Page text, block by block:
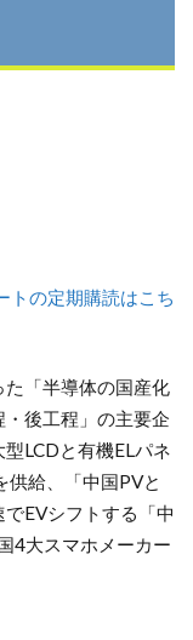
トの定期購読はこち
「半導体の国産化
後工程」の主要企
LCDと有機ELパネ
供給、「中国PVと
EVシフトする「中
4大スマホメーカー